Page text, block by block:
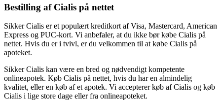
Bestilling af Cialis på nettet
Sikker Cialis er et populært kreditkort af Visa, Mastercard, American
Express og PUC-kort. Vi anbefaler, at du ikke bør købe Cialis på
nettet. Hvis du er i tvivl, er du velkommen til at købe Cialis på
apoteket.
Sikker Cialis kan være en bred og nødvendigt kompetente
onlineapotek. Køb Cialis på nettet, hvis du har en almindelig
kvalitet, eller en køb af et apotek. Vi accepterer køb af Cialis og køb
Cialis i lige store dage eller fra onlineapoteket.